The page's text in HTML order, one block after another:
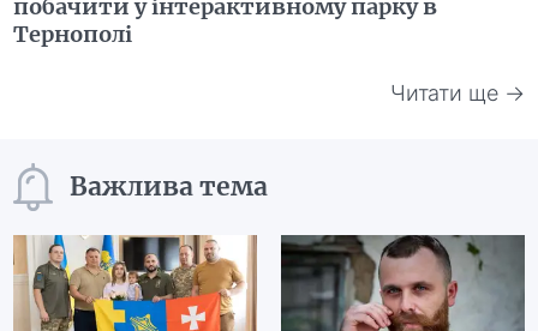
побачити у інтерактивному парку в
Тернополі
Читати ще →
Важлива тема